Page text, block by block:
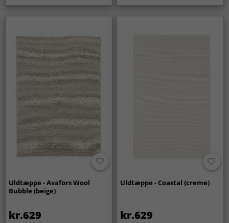
Uldtæppe - Avafors Wool
Bubble (beige)
kr.629
Uldtæppe - Coastal (creme)
kr.629